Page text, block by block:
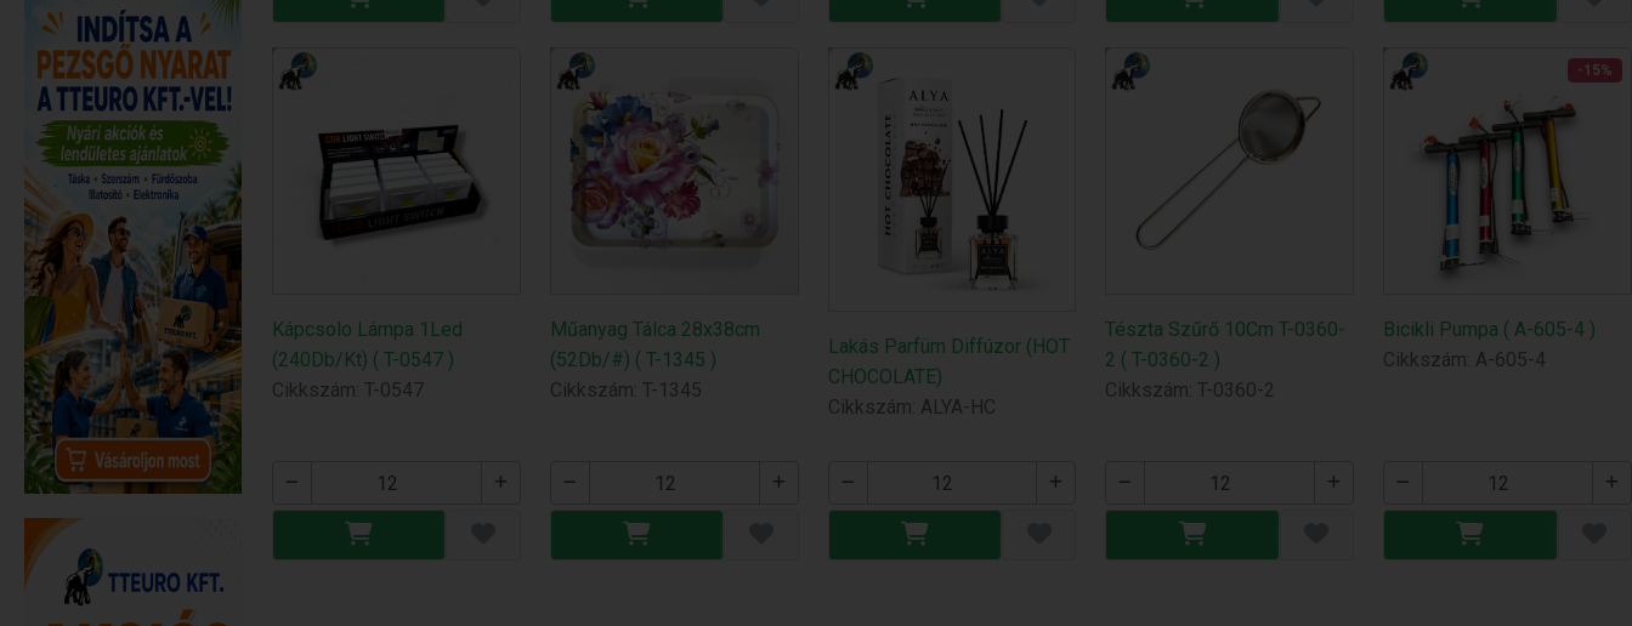
Kápcsolo Lámpa 1Led
(240Db/Kt) ( T-0547 )
Cikkszám: T-0547
Műanyag Tálca 28x38cm
(52Db/#) ( T-1345 )
Cikkszám: T-1345
Lakás Parfüm Diffúzor (HOT
CHOCOLATE)
Cikkszám: ALYA-HC
Tészta Szűrő 10Cm T-0360-
2 ( T-0360-2 )
Cikkszám: T-0360-2
-15%
Bicikli Pumpa ( A-605-4 )
Cikkszám: A-605-4